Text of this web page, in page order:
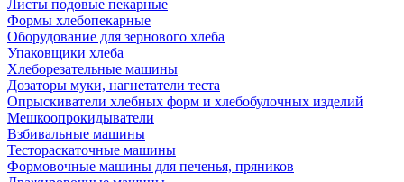
Листы подовые пекарные
Формы хлебопекарные
Оборудование для зернового хлеба
Упаковщики хлеба
Хлеборезательные машины
Дозаторы муки, нагнетатели теста
Опрыскиватели хлебных форм и хлебобулочных изделий
Мешкоопрокидыватели
Взбивальные машины
Тестораскаточные машины
Формовочные машины для печенья, пряников